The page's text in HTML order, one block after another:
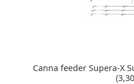
Canna feeder Supera-X